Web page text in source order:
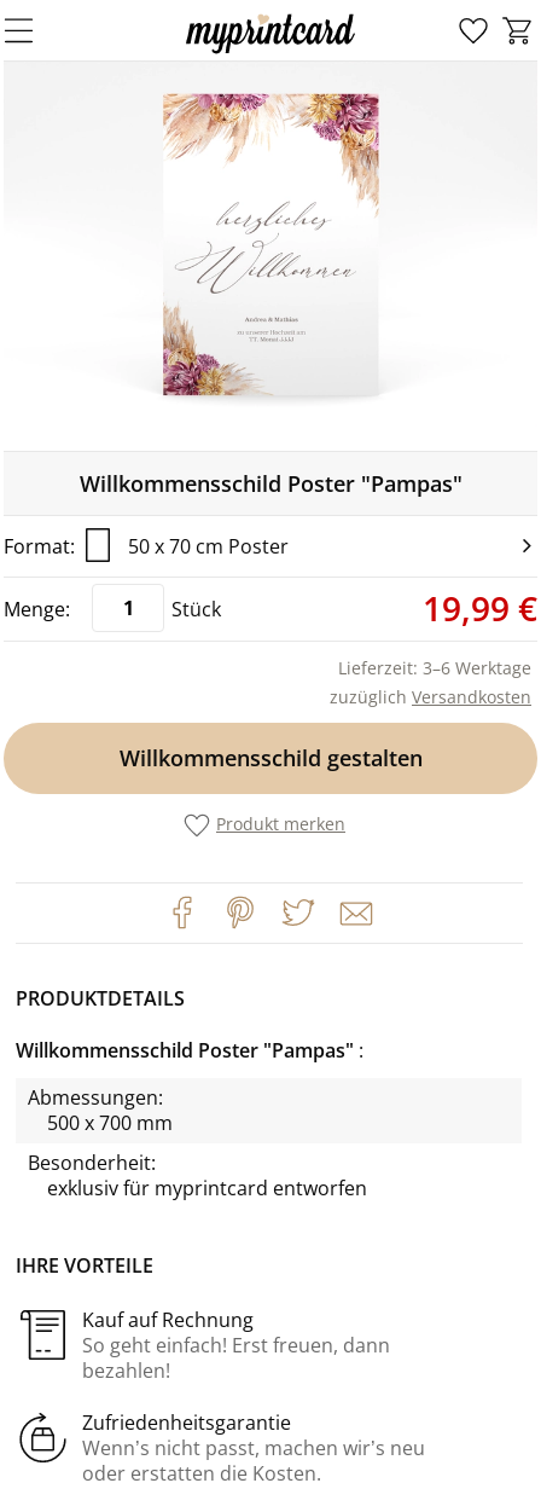
Willkommensschild Poster "Pampas"
50 x 70 cm Poster
Stück 19,99 €
Lieferzeit: 3–6 Werktage
zuzüglich Versandkosten
Willkommensschild gestalten
Produkt merken
IHRE VORTEILE
Kauf auf Rechnung
So geht einfach! Erst freuen, dann
bezahlen!
Zufriedenheitsgarantie
Wenn’s nicht passt, machen wir’s neu
oder erstatten die Kosten.
PRODUKTDETAILS
Willkommensschild Poster "Pampas"
Abmessungen:
500 x 700 mm
Besonderheit:
exklusiv für myprintcard entworfen